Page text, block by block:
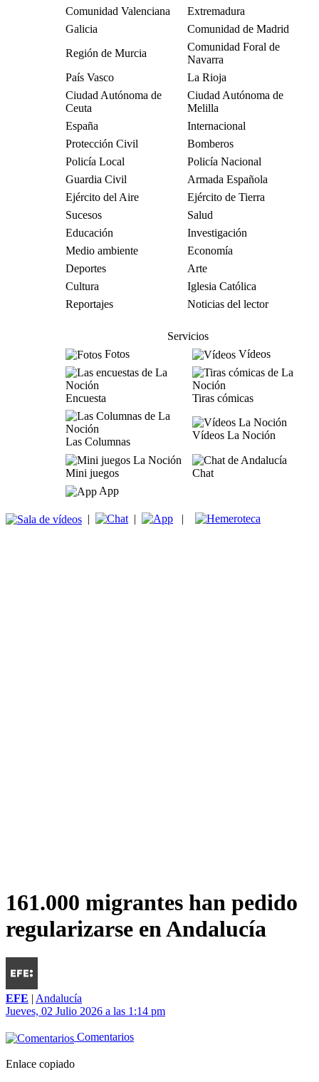
Comunidad Valenciana
Extremadura
Galicia
Comunidad de Madrid
Región de Murcia
Comunidad Foral de
Navarra
País Vasco
La Rioja
Ciudad Autónoma de
Ceuta
Ciudad Autónoma de
Melilla
España
Internacional
Protección Civil
Bomberos
Policía Local
Policía Nacional
Guardia Civil
Armada Española
Ejército del Aire
Ejército de Tierra
Sucesos
Salud
Educación
Investigación
Medio ambiente
Economía
Deportes
Arte
Cultura
Iglesia Católica
Reportajes
Noticias del lector
Servicios
Fotos
Vídeos
Encuesta Tiras cómicas
Las Columnas
Vídeos La Noción
Mini juegos
Chat
App
| | |
161.000 migrantes han pedido
regularizarse en Andalucía
EFE | Andalucía
Jueves, 02 Julio 2026 a las 1:14 pm
Comentarios
Enlace copiado